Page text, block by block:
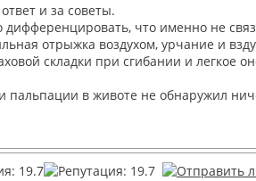
и за советы.
что именно не
отрыжка воздухом, урчание и
складки при сгибании и легкое
пальпации в животе не обнаружил